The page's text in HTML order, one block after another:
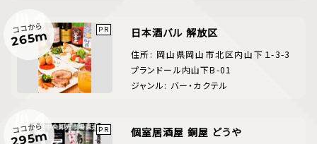
ココから
265m 日本酒バル 解放区
住所: 岡山県岡山市北区内山下１-3-3
プランドール内山下B-01
ジャンル: バー・カクテル
ココから
295m 個室居酒屋 銅屋 どうや